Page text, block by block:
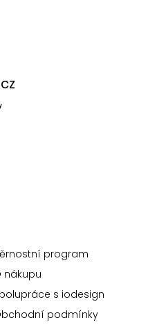
program
nákupu
s iodesign
podmínky